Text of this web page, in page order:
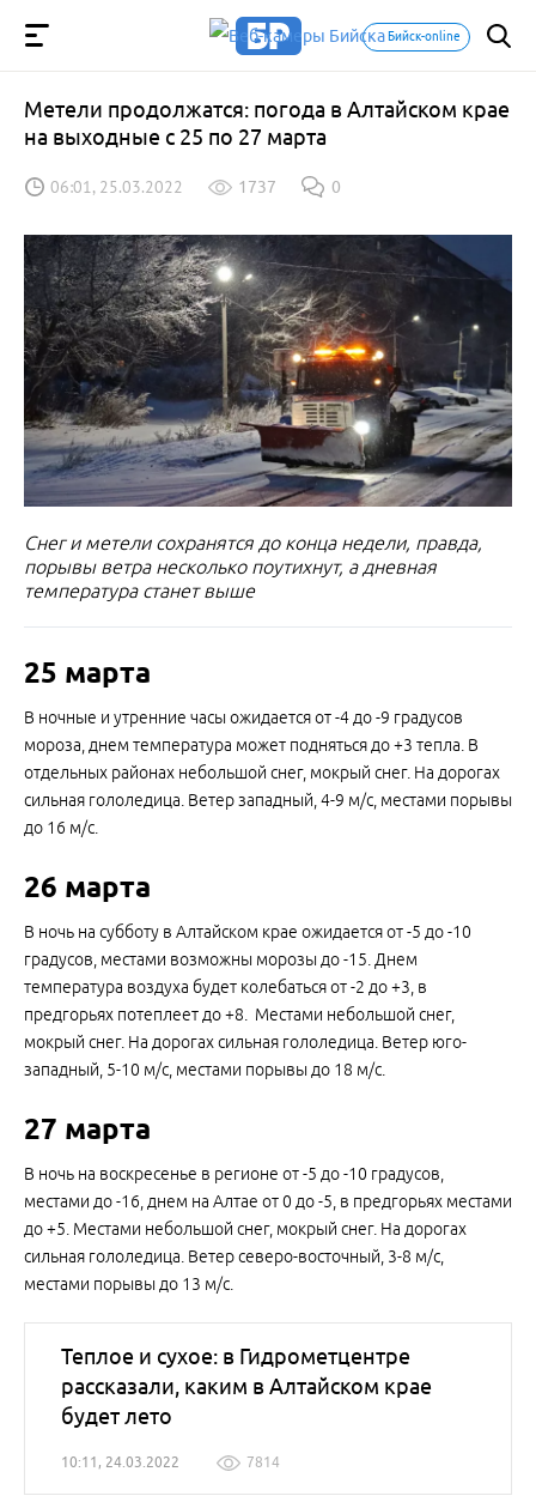
Бийск-online
Метели продолжатся: погода в Алтайском крае
на выходные с 25 по 27 марта
06:01, 25.03.2022 1737 0
Снег и метели сохранятся до конца недели, правда,
порывы ветра несколько поутихнут, а дневная
температура станет выше
25 марта
В ночные и утренние часы ожидается от -4 до -9 градусов
мороза, днем температура может подняться до +3 тепла. В
отдельных районах небольшой снег, мокрый снег. На дорогах
сильная гололедица. Ветер западный, 4-9 м/с, местами порывы
до 16 м/с.
26 марта
В ночь на субботу в Алтайском крае ожидается от -5 до -10
градусов, местами возможны морозы до -15. Днем
температура воздуха будет колебаться от -2 до +3, в
предгорьях потеплеет до +8. Местами небольшой снег,
мокрый снег. На дорогах сильная гололедица. Ветер юго-
западный, 5-10 м/с, местами порывы до 18 м/с.
27 марта
В ночь на воскресенье в регионе от -5 до -10 градусов,
местами до -16, днем на Алтае от 0 до -5, в предгорьях местами
до +5. Местами небольшой снег, мокрый снег. На дорогах
сильная гололедица. Ветер северо-восточный, 3-8 м/с,
местами порывы до 13 м/с.
Теплое и сухое: в Гидрометцентре
рассказали, каким в Алтайском крае
будет лето
10:11, 24.03.2022 7814